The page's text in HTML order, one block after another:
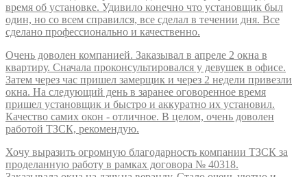
время об установке. Удивило конечно что установщик был
один, но со всем справился, все сделал в течении дня. Все
сделано профессионально и качественно.
Очень доволен компанией. Заказывал в апреле 2 окна в
квартиру. Сначала проконсультировался у девушек в офисе.
Затем через час пришел замерщик и через 2 недели привезли
окна. На следующий день в заранее оговоренное время
пришел установщик и быстро и аккуратно их установил.
Качество самих окон - отличное. В целом, очень доволен
работой ТЗСК, рекомендую.
Хочу выразить огромную благодарность компании ТЗСК за
проделанную работу в рамках договора № 40318.